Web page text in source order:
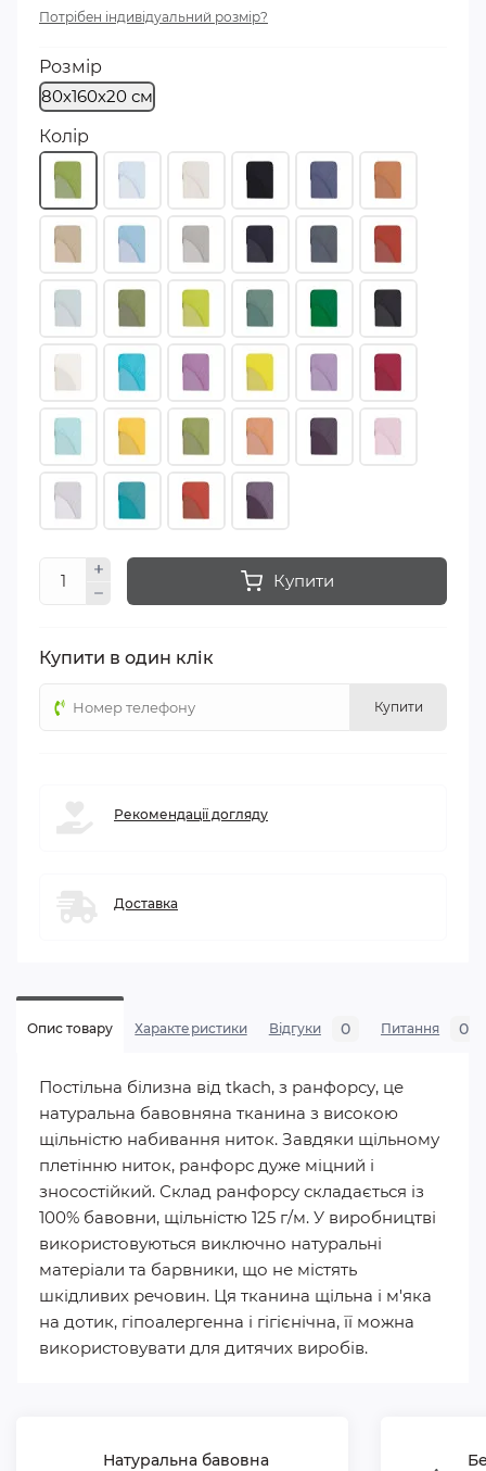
Потрібен індивідуальний розмір?
Розмір
80х160х20 см
Колір
Купити
Купити в один клік
Купити
Рекомендації догляду
Доставка
Опис товару Характеристики Відгуки 0 Питання 0
Постільна білизна від tkach, з ранфорсу, це
натуральна бавовняна тканина з високою
щільністю набивання ниток. Завдяки щільному
плетінню ниток, ранфорс дуже міцний і
зносостійкий. Склад ранфорсу складається із
100% бавовни, щільністю 125 г/м. У виробництві
використовуються виключно натуральні
матеріали та барвники, що не містять
шкідливих речовин. Ця тканина щільна і м'яка
на дотик, гіпоалергенна і гігієнічна, її можна
використовувати для дитячих виробів.
Натуральна бавовна